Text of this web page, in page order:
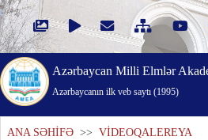
Azərbaycan Milli Elmlər
Azərbaycanın ilk veb saytı (1995)
ANA SƏHİFƏ >> VİDEOQALEREYA